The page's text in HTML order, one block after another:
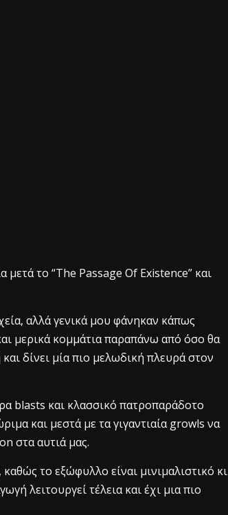
το “The Passage Of Existence” και
αλλά γενικά μου φάνηκαν κάπως
μερικά κομμάτια παραπάνω από όσο θα
δίνει μία πιο μελωδική πλευρά στον
blasts και κλασσικό πατροπαράδοτο
και μεστά με τα γιγαντιαία growls να
στα αυτιά μας.
το εξώφυλλο είναι μινιμαλιστικό κι
λειτουργεί τέλεια και έχι μια πιο